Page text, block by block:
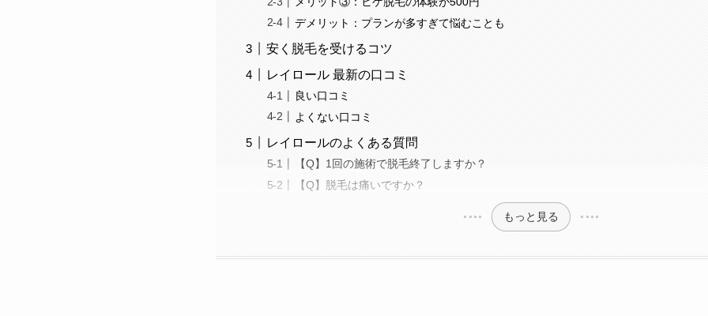
デメリット：プランが多すぎて悩むことも
安く脱毛を受けるコツ
レイロール 最新の口コミ
良い口コミ
よくない口コミ
レイロールのよくある質問
【Q】1回の施術で脱毛終了しますか？
【Q】脱毛は痛いですか？
もっと見る